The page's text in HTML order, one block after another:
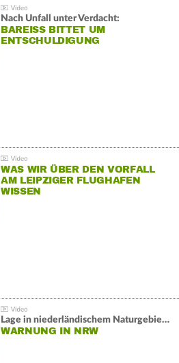
Nach Unfall unter Verdacht:
BAREISS BITTET UM E
NTSCHULDIGUNG
WAS WIR ÜBER DEN VORFALL
AM LEIPZIGER FLUGHAFEN
WISSEN
Lage in niederländischem Naturgebiet stabil
WARNUNG IN NRW